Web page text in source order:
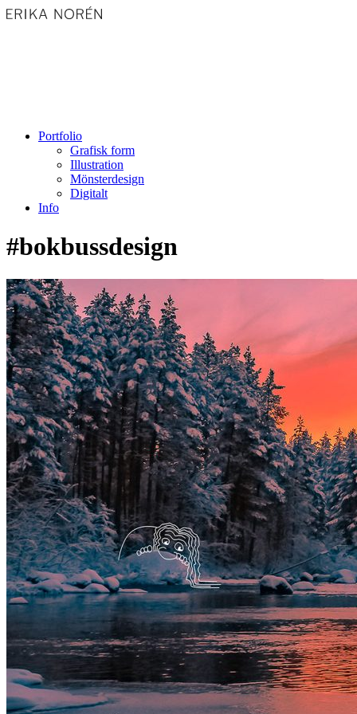
Portfolio
Grafisk form
Illustration
Mönsterdesign
Digitalt
Info
#bokbussdesign